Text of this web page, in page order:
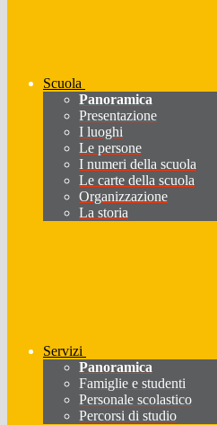
Scuola
Panoramica
Presentazione
I luoghi
Le persone
I numeri della scuola
Le carte della scuola
Organizzazione
La storia
Servizi
Panoramica
Famiglie e studenti
Personale scolastico
Percorsi di studio